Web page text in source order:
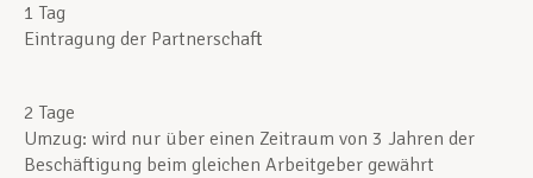
1 Tag
Eintragung der Partnerschaft
2 Tage
Umzug: wird nur über einen Zeitraum von 3 Jahren der
Beschäftigung beim gleichen Arbeitgeber gewährt